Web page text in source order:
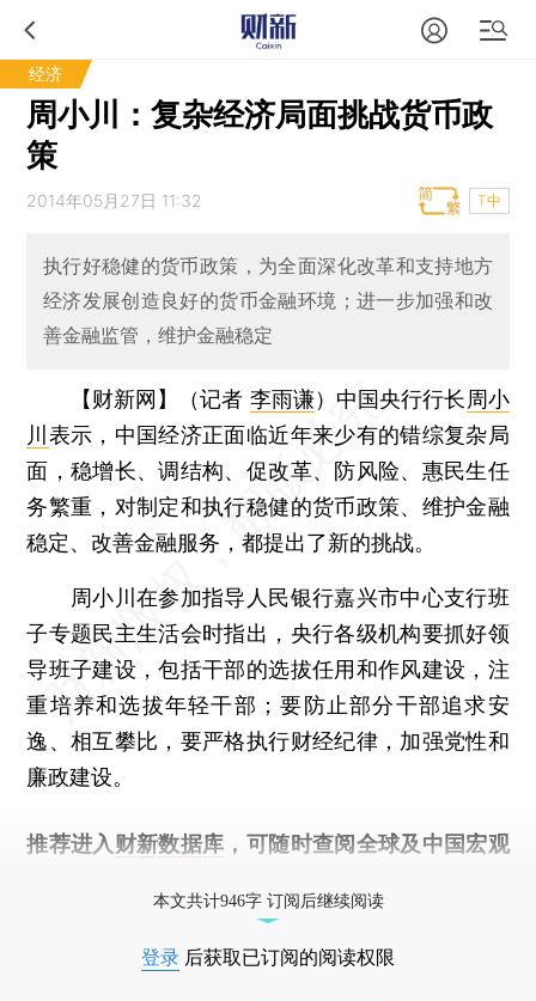
经济
周小川：复杂经济局面挑战货币政
策
2014年05月27日 11:32 T中
执行好稳健的货币政策，为全面深化改革和支持地方
经济发展创造良好的货币金融环境；进一步加强和改
善金融监管，维护金融稳定
【财新网】（记者 李雨谦） 中国央行行长周小
川 表示，中国经济正面临近年来少有的错综复杂局
面，稳增长、调结构、促改革、防风险、惠民生任
务繁重，对制定和执行稳健的货币政策、维护金融
稳定、改善金融服务，都提出了新的挑战。
周小川在参加指导人民银行嘉兴市中心支行班
子专题民主生活会时指出，央行各级机构要抓好领
导班子建设，包括干部的选拔任用和作风建设，注
重培养和选拔年轻干部；要防止部分干部追求安
逸、相互攀比，要严格执行财经纪律，加强党性和
廉政建设。
推荐进入 财新数据库 ，可随时查阅全球及中国宏观
本文共计946字 订阅后继续阅读
登录 后获取已订阅的阅读权限